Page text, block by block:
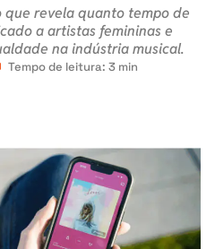
que revela quanto tempo de
a artistas femininas e
na indústria musical.
Tempo de leitura: 3 min